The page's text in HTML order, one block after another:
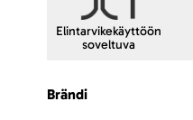
Elintarvikekäyttöön
soveltuva
Lisätietoja
Brändi